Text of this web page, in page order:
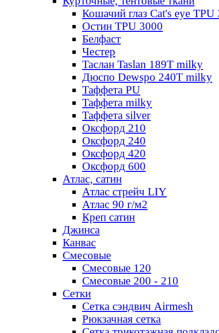
Кошачий глаз Cat's eye TPU
Остин TPU 3000
Белфаст
Честер
Таслан Taslan 189T milky
Дюспо Dewspo 240T milky
Таффета PU
Таффета milky
Таффета silver
Оксфорд 210
Оксфорд 240
Оксфорд 420
Оксфорд 600
Атлас, сатин
Атлас стрейч LIY
Атлас 90 г/м2
Креп сатин
Джинса
Канвас
Смесовые
Смесовые 120
Смесовые 200 - 210
Сетки
Сетка сэндвич Airmesh
Рюкзачная сетка